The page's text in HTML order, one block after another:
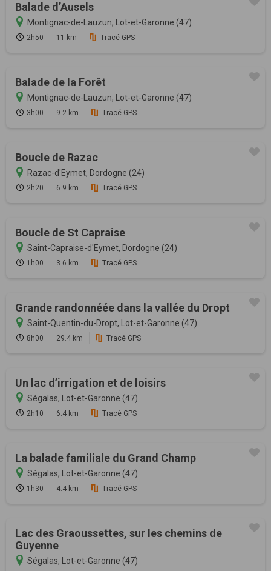
Balade d’Ausels
Montignac-de-Lauzun, Lot-et-Garonne (47)
2h50 11 km Tracé GPS
Balade de la Forêt
Montignac-de-Lauzun, Lot-et-Garonne (47)
3h00 9.2 km Tracé GPS
Boucle de Razac
Razac-d'Eymet, Dordogne (24)
2h20 6.9 km Tracé GPS
Boucle de St Capraise
Saint-Capraise-d'Eymet, Dordogne (24)
1h00 3.6 km Tracé GPS
Grande randonnéée dans la vallée du Dropt
Saint-Quentin-du-Dropt, Lot-et-Garonne (47)
8h00 29.4 km Tracé GPS
Un lac d’irrigation et de loisirs
Ségalas, Lot-et-Garonne (47)
2h10 6.4 km Tracé GPS
La balade familiale du Grand Champ
Ségalas, Lot-et-Garonne (47)
1h30 4.4 km Tracé GPS
Lac des Graoussettes, sur les chemins de
Guyenne
Ségalas, Lot-et-Garonne (47)